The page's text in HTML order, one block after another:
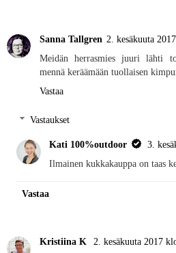
Sanna Tallgren 2. kesäkuuta
Meidän herrasmies juuri lähti
mennä keräämään tuollaisen
Vastaa
Vastaukset
Kati 100%outdoor
3.
Ilmainen kukkakauppa on taas
Vastaa
Kristiina K
2. kesäkuuta 2017